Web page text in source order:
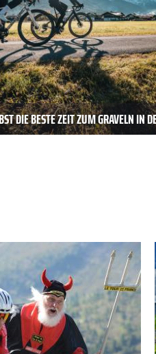
DIE BESTE ZEIT ZUM GRAVELN IN